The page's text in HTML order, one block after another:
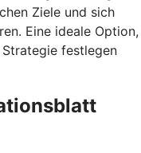
Ziele und sich
Eine ideale Option,
festlegen